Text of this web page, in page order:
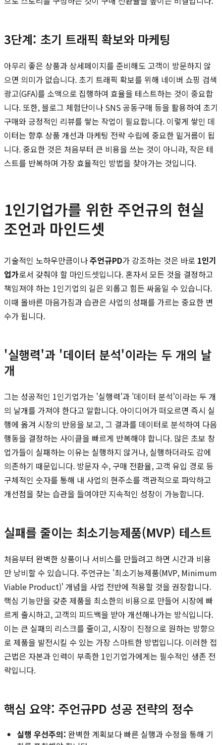
3단계: 초기 트래픽 확보와 마케팅
아무리 좋은 상품과 상세페이지를 준비해도 고객이 방문하지 않
으면 의미가 없습니다. 초기 트래픽 확보를 위해 네이버 쇼핑 검색
광고(GFA)를 소액으로 집행하여 효율을 테스트하는 것이 중요합
니다. 또한, 블로그 체험단이나 SNS 공동구매 등을 활용하여 초기
구매와 긍정적인 리뷰를 쌓는 작업이 필요합니다. 이렇게 쌓인 데
이터는 향후 상품 개선과 마케팅 전략 수립에 중요한 밑거름이 됩
니다. 중요한 것은 처음부터 큰 비용을 쓰는 것이 아니라, 작은 테
스트를 반복하며 가장 효율적인 방법을 찾아가는 것입니다.
1인기업가를 위한 주언규의 현실
조언과 마인드셋
기술적인 노하우만큼이나주언규PD가 강조하는 것은 바로 1인기
업가로서 갖춰야 할 마인드셋입니다. 혼자서 모든 것을 결정하고
책임져야 하는 1인기업의 길은 외롭고 힘든 싸움일 수 있습니다.
이때 올바른 마음가짐과 습관은 사업의 성패를 가르는 중요한 변
수가 됩니다.
'실행력'과 '데이터 분석'이라는 두 개의 날
개
그는 성공적인 1인기업가는 '실행력'과 '데이터 분석'이라는 두 개
의 날개를 가져야 한다고 말합니다. 아이디어가 떠오르면 즉시 실
행에 옮겨 시장의 반응을 보고, 그 결과를 데이터로 분석하여 다음
행동을 결정하는 사이클을 빠르게 반복해야 합니다. 많은 초보 창
업가들이 실패하는 이유는 실행하지 않거나, 실행하더라도 감에
의존하기 때문입니다. 방문자 수, 구매 전환율, 고객 유입 경로 등
구체적인 숫자를 통해 내 사업의 현주소를 객관적으로 파악하고
개선점을 찾는 습관을 들여야만 지속적인 성장이 가능합니다.
실패를 줄이는 최소기능제품(MVP) 테스트
처음부터 완벽한 상품이나 서비스를 만들려고 하면 시간과 비용
만 낭비할 수 있습니다. 주언규는 '최소기능제품(MVP, Minimum
Viable Product)' 개념을 사업 전반에 적용할 것을 권장합니다.
핵심 기능만을 갖춘 제품을 최소한의 비용으로 만들어 시장에 빠
르게 출시하고, 고객의 피드백을 받아 개선해나가는 방식입니다.
이는 큰 실패의 리스크를 줄이고, 시장이 진정으로 원하는 방향으
로 제품을 발전시킬 수 있는 가장 스마트한 방법입니다. 이러한 접
근법은 자본과 인력이 부족한 1인기업가에게는 필수적인 생존 전
략입니다.
핵심 요약: 주언규PD 성공 전략의 정수
실행 우선주의: 완벽한 계획보다 빠른 실행과 수정을 통해 기